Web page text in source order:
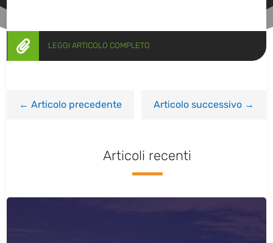
 LEGGI ARTICOLO COMPLETO
←Articolo precedente Articolo successivo→
Articoli recenti